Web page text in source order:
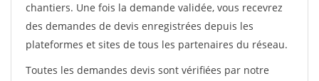
chantiers. Une fois la demande validée, vous recevrez
des demandes de devis enregistrées depuis les
plateformes et sites de tous les partenaires du réseau.
Toutes les demandes devis sont vérifiées par notre